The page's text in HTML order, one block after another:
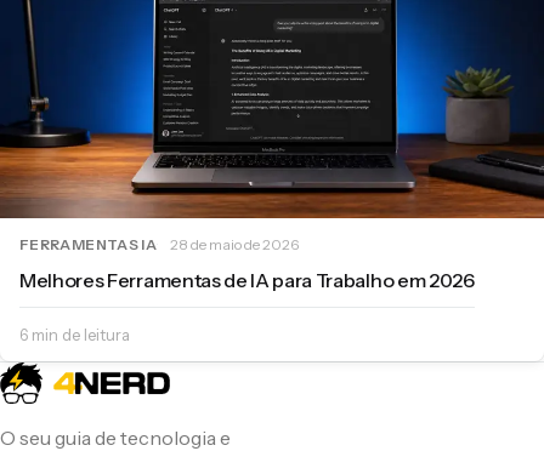
FERRAMENTAS IA 28 de maio de 2026
Melhores Ferramentas de IA para Trabalho em 2026
6 min de leitura
O seu guia de tecnologia e